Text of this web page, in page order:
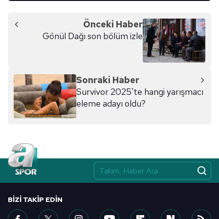
kullanılmaktadır. Diğer çerezler, sitemizin daha işlevsel
kılınması ve kişiselleştirilmesi ve sizlere yönelik
reklam/pazarlama faaliyetlerinin yapılması, amaçlarıyla
sınırlı olarak açık rızanız dahilinde kullanılacaktır.
Çerezlere ilişkin tercihlerinizi aşağıda yer alan panel
vasıtasıyla belirleyebilirsiniz. Çerezlere ilişkin detaylı bilgi
için Ayarlar butonuna tıklayabilir,
Çerez Bilgilendirme
Metnimiziziyaret edebilirsiniz.
hazırlanmış Aydınlatma Metnimizi okumak ve sitemizde
ilgili mevzuata uygun olarak kullanılan çerezlerle ilgili bilgi
almak için lütfen
.
Önceki Haber
Gönül Dağı son bölüm izle
Sonraki Haber
Survivor 2025'te hangi yarışmacı
eleme adayı oldu?
BIZI TAKIP EDIN